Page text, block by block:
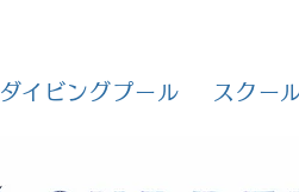
ダイビングプール スクー